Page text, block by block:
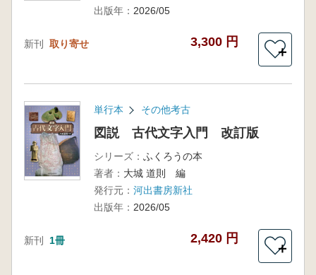
出版年： 2026/05
新刊 取り寄せ 3,300 円
＋
単行本 その他考古
図説 古代文字入門 改訂版
シリーズ： ふくろうの本
著者： 大城 道則 編
発行元： 河出書房新社
出版年： 2026/05
新刊 1冊 2,420 円
＋